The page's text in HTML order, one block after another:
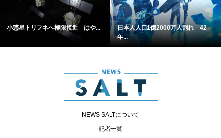
小惑星トリフネへ極限接近 はや...
日本人人口1億2000万人割れ 42
年...
NEWS SALTについて
記者一覧